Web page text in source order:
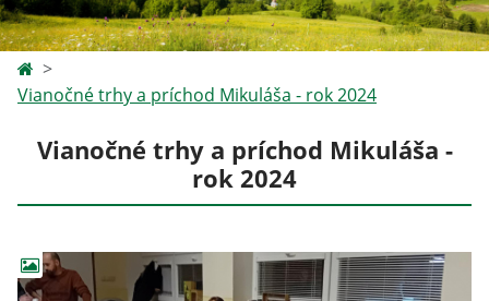
Vianočné trhy a príchod Mikuláša - rok 2024
Vianočné trhy a príchod Mikuláša -
rok 2024